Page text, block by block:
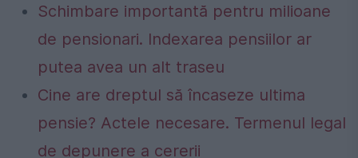
Schimbare importantă pentru milioane
de pensionari. Indexarea pensiilor ar
putea avea un alt traseu
Cine are dreptul să încaseze ultima
pensie? Actele necesare. Termenul legal
de depunere a cererii